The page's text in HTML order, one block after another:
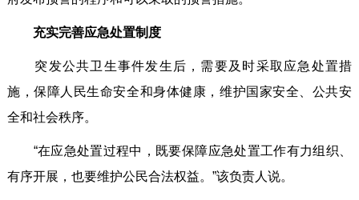
充实完善应急处置制度
突发公共卫生事件发生后，需要及时采取应急处置措
施，保障人民生命安全和身体健康，维护国家安全、公共安
全和社会秩序。
“在应急处置过程中，既要保障应急处置工作有力组织、
有序开展，也要维护公民合法权益。”该负责人说。